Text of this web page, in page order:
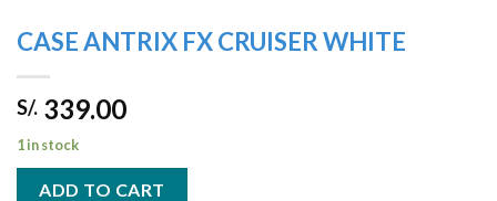
CASE ANTRIX FX CRUISER WHITE
S/. 339.00
1 in stock
ADD TO CART